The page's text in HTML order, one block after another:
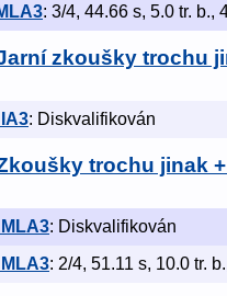
: 3/4, 44.66 s, 5.0 tr. b.,
zkoušky trochu
: Diskvalifikován
trochu jinak
: Diskvalifikován
: 2/4, 51.11 s, 10.0 tr.